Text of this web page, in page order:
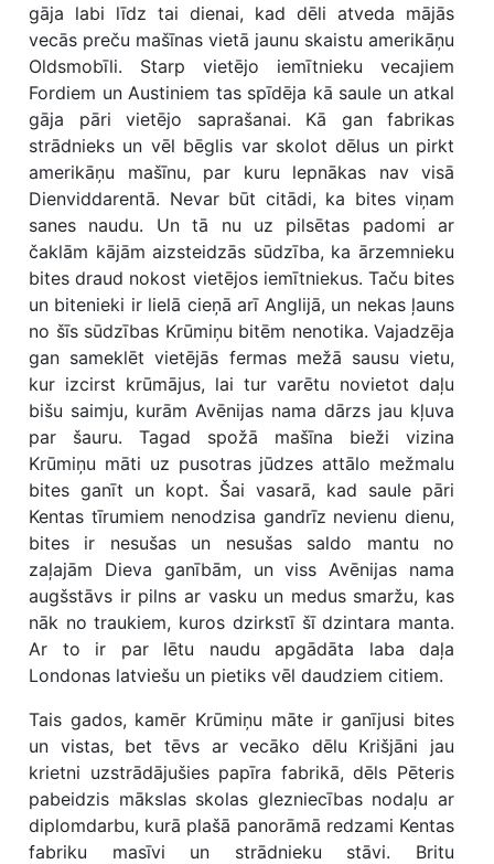
gāja labi līdz tai dienai, kad dēli atveda mājās
vecās preču mašīnas vietā jaunu skaistu amerikāņu
Oldsmobīli. Starp vietējo iemītnieku vecajiem
Fordiem un Austiniem tas spīdēja kā saule un atkal
gāja pāri vietējo saprašanai. Kā gan fabrikas
strādnieks un vēl bēglis var skolot dēlus un pirkt
amerikāņu mašīnu, par kuru lepnākas nav visā
Dienviddarentā. Nevar būt citādi, ka bites viņam
sanes naudu. Un tā nu uz pilsētas padomi ar
čaklām kājām aizsteidzās sūdzība, ka ārzemnieku
bites draud nokost vietējos iemītniekus. Taču bites
un bitenieki ir lielā cieņā arī Anglijā, un nekas ļauns
no šīs sūdzības Krūmiņu bitēm nenotika. Vajadzēja
gan sameklēt vietējās fermas mežā sausu vietu,
kur izcirst krūmājus, lai tur varētu novietot daļu
bišu saimju, kurām Avēnijas nama dārzs jau kļuva
par šauru. Tagad spožā mašīna bieži vizina
Krūmiņu māti uz pusotras jūdzes attālo mežmalu
bites ganīt un kopt. Šai vasarā, kad saule pāri
Kentas tīrumiem nenodzisa gandrīz nevienu dienu,
bites ir nesušas un nesušas saldo mantu no
zaļajām Dieva ganībām, un viss Avēnijas nama
augšstāvs ir pilns ar vasku un medus smaržu, kas
nāk no traukiem, kuros dzirkstī šī dzintara manta.
Ar to ir par lētu naudu apgādāta laba daļa
Londonas latviešu un pietiks vēl daudziem citiem.
Tais gados, kamēr Krūmiņu māte ir ganījusi bites
un vistas, bet tēvs ar vecāko dēlu Krišjāni jau
krietni uzstrādājušies papīra fabrikā, dēls Pēteris
pabeidzis mākslas skolas glezniecības nodaļu ar
diplomdarbu, kurā plašā panorāmā redzami Kentas
fabriku masīvi un strādnieku stāvi. Britu